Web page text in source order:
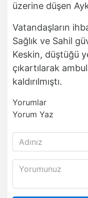
üzerine düşen
Vatandaşların
Sağlık ve Sahil
Keskin, düştüğü
çıkartılarak
kaldırılmıştı.
Yorumlar
Yorum Yaz